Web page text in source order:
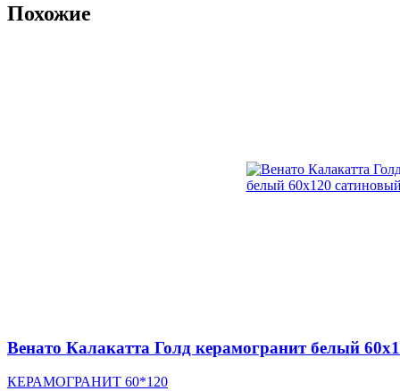
Похожие
Венато Калакатта Голд керамогранит белый
КЕРАМОГРАНИТ 60*120